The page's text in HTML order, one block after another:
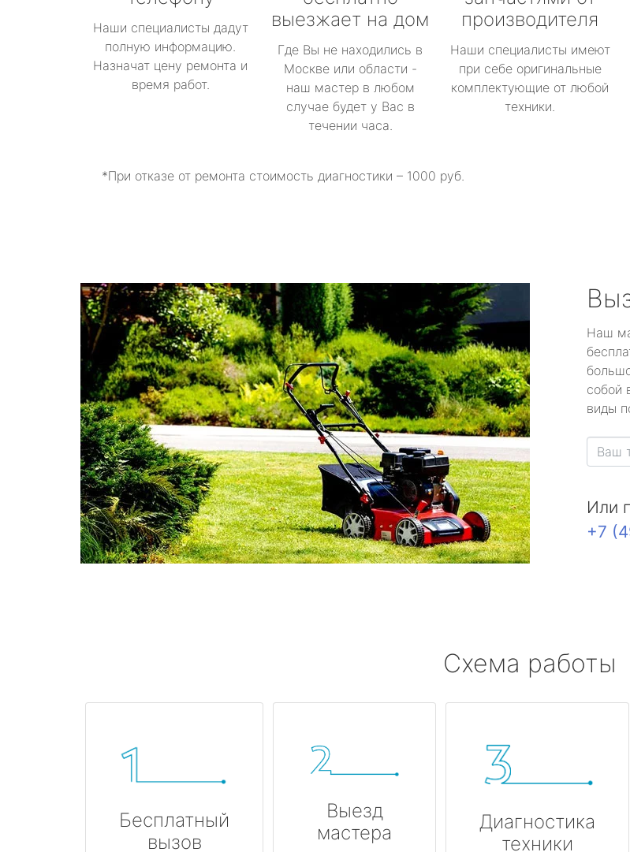
Наши специалисты дадут
полную информацию.
Назначат цену ремонта и
время работ.
выезжает на дом
Где Вы не находились в
Москве или области -
наш мастер в любом
случае будет у Вас в
течении часа.
производителя
Наши специалисты имеют
при себе оригинальные
комплектующие от любой
техники.
*При отказе от ремонта стоимость диагностики – 1000 руб.
Наш
собой
виды
Или
+7
Схема работы
Бесплатный
вызов
Выезд
мастера
Диагностика
техники